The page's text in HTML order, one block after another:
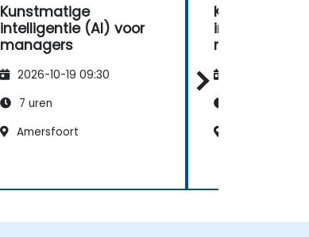
Kunstmatige
intelligentie (AI) voor
managers
2026-10-19 09:30
7 uren
Amersfoort
Kunstmatige
intelligentie
managers